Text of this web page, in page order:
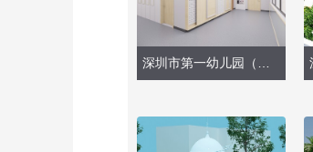
深圳市第一幼儿园（教学楼墙面、地面改造）